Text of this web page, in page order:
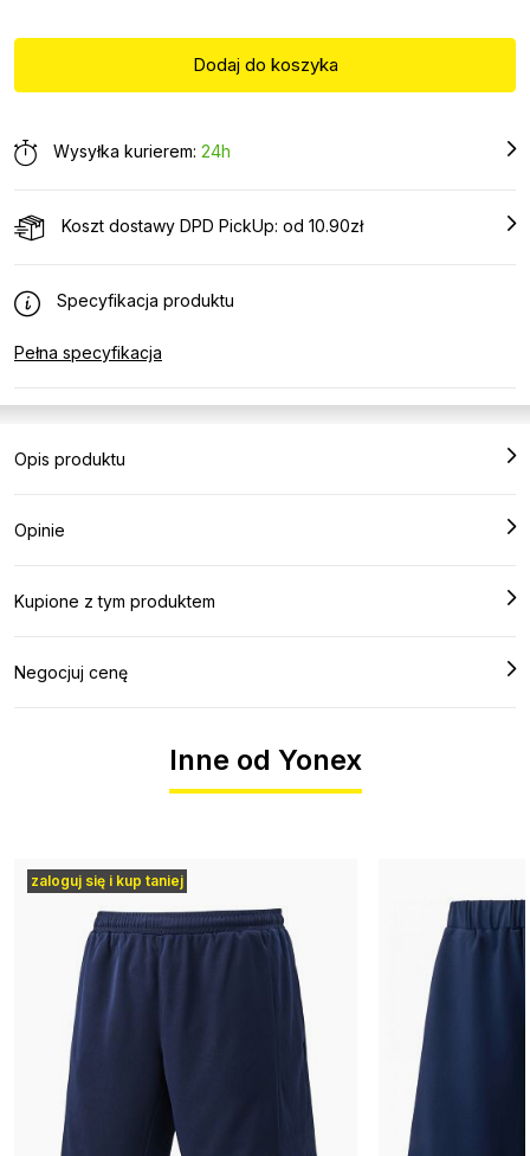
Wysyłka kurierem: 24h
Koszt dostawy DPD PickUp: od 10.90zł
Specyfikacja produktu
Pełna specyfikacja
Opis produktu
Opinie
Kupione z tym produktem
Negocjuj cenę
Inne od Yonex
zaloguj się i kup taniej